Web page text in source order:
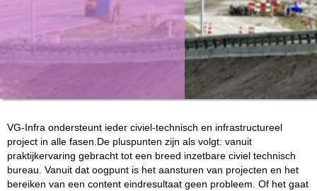
VG-Infra ondersteunt ieder civiel-technisch en infrastructureel
project in alle fasen.De pluspunten zijn als volgt: vanuit
praktijkervaring gebracht tot een breed inzetbare civiel technisch
bureau. Vanuit dat oogpunt is het aansturen van projecten en het
bereiken van een content eindresultaat geen probleem. Of het gaat